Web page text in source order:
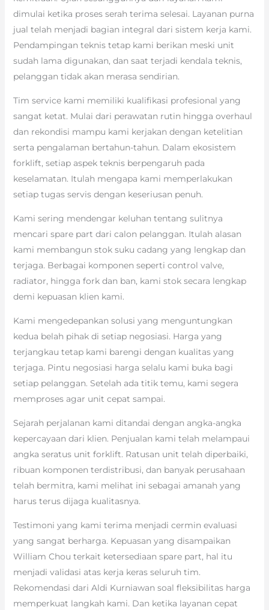
dimulai ketika proses serah terima selesai. Layanan purna
jual telah menjadi bagian integral dari sistem kerja kami.
Pendampingan teknis tetap kami berikan meski unit
sudah lama digunakan, dan saat terjadi kendala teknis,
pelanggan tidak akan merasa sendirian.
Tim service kami memiliki kualifikasi profesional yang
sangat ketat. Mulai dari perawatan rutin hingga overhaul
dan rekondisi mampu kami kerjakan dengan ketelitian
serta pengalaman bertahun-tahun. Dalam ekosistem
forklift, setiap aspek teknis berpengaruh pada
keselamatan. Itulah mengapa kami memperlakukan
setiap tugas servis dengan keseriusan penuh.
Kami sering mendengar keluhan tentang sulitnya
mencari spare part dari calon pelanggan. Itulah alasan
kami membangun stok suku cadang yang lengkap dan
terjaga. Berbagai komponen seperti control valve,
radiator, hingga fork dan ban, kami stok secara lengkap
demi kepuasan klien kami.
Kami mengedepankan solusi yang menguntungkan
kedua belah pihak di setiap negosiasi. Harga yang
terjangkau tetap kami barengi dengan kualitas yang
terjaga. Pintu negosiasi harga selalu kami buka bagi
setiap pelanggan. Setelah ada titik temu, kami segera
memproses agar unit cepat sampai.
Sejarah perjalanan kami ditandai dengan angka-angka
kepercayaan dari klien. Penjualan kami telah melampaui
angka seratus unit forklift. Ratusan unit telah diperbaiki,
ribuan komponen terdistribusi, dan banyak perusahaan
telah bermitra, kami melihat ini sebagai amanah yang
harus terus dijaga kualitasnya.
Testimoni yang kami terima menjadi cermin evaluasi
yang sangat berharga. Kepuasan yang disampaikan
William Chou terkait ketersediaan spare part, hal itu
menjadi validasi atas kerja keras seluruh tim.
Rekomendasi dari Aldi Kurniawan soal fleksibilitas harga
memperkuat langkah kami. Dan ketika layanan cepat